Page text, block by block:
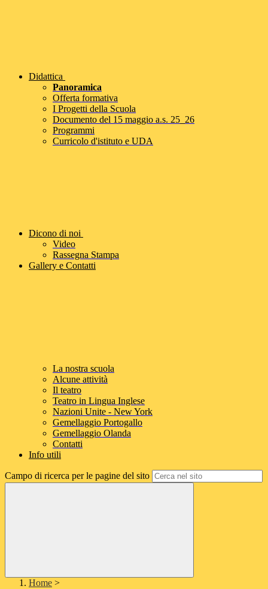
Didattica
Panoramica
Offerta formativa
I Progetti della Scuola
Documento del 15 maggio a.s. 25_26
Programmi
Curricolo d'istituto e UDA
Dicono di noi
Video
Rassegna Stampa
Gallery e Contatti
La nostra scuola
Alcune attività
Il teatro
Teatro in Lingua Inglese
Nazioni Unite - New York
Gemellaggio Portogallo
Gemellaggio Olanda
Contatti
Info utili
Campo di ricerca per le pagine del sito
Home >